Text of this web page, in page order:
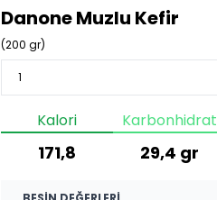
Danone Muzlu Kefir
(200 gr)
Kalori
171,8
Karbonhidrat
29,4 gr